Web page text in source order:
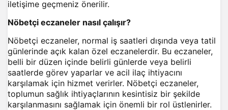
iletişime geçmeniz önerilir.
Nöbetçi eczaneler nasıl çalışır?
Nöbetçi eczaneler, normal iş saatleri dışında veya tatil
günlerinde açık kalan özel eczanelerdir. Bu eczaneler,
belli bir düzen içinde belirli günlerde veya belirli
saatlerde görev yaparlar ve acil ilaç ihtiyacını
karşılamak için hizmet verirler. Nöbetçi eczaneler,
toplumun sağlık ihtiyaçlarının kesintisiz bir şekilde
karşılanmasını sağlamak için önemli bir rol üstlenirler.